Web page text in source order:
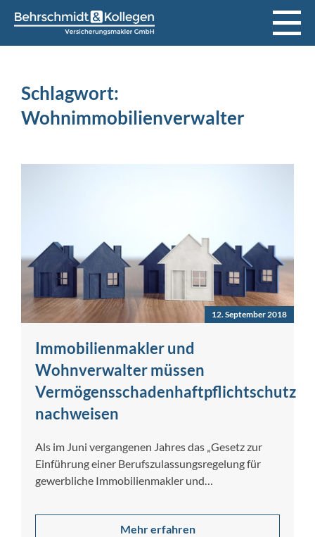
Schlagwort:
Wohnimmobilienverwalter
12. September 2018
Immobilienmakler und
Wohnverwalter müssen
Vermögensschadenhaftpflichtschutz
nachweisen
Als im Juni vergangenen Jahres das „Gesetz zur
Einführung einer Berufszulassungsregelung für
gewerbliche Immobilienmakler und
sorgte das…
Mehr erfahren